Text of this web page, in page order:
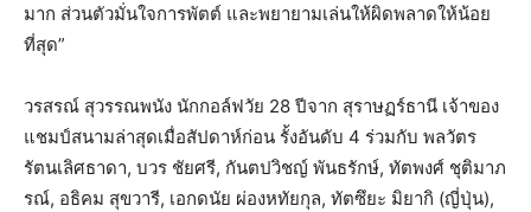
มาก ส่วนตัวมั่นใจการพัตต์ และพยายามเล่นให้ผิดพลาดให้น้อย
ที่สุด”
วรสรณ์ สุวรรณพนัง นักกอล์ฟวัย 28 ปีจาก สุราษฏร์ธานี เจ้าของ
แชมป์สนามล่าสุดเมื่อสัปดาห์ก่อน รั้งอันดับ 4 ร่วมกับ พลวัตร
รัตนเลิศธาดา, บวร ชัยศรี, กันตปวิชญ์ พันธรักษ์, ทัตพงศ์ ชุติมาภ
รณ์, อธิคม สุขวารี, เอกดนัย ผ่องหทัยกุล, ทัตซึยะ มิยากิ (ญี่ปุ่น),